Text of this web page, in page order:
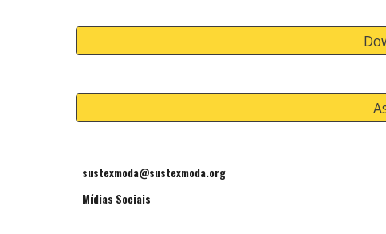
sustexmoda@sustexmoda.org
Mídias Sociais